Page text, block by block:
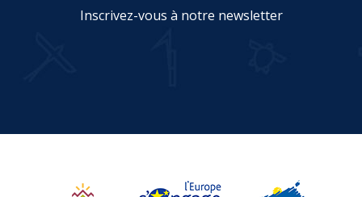
Inscrivez-vous à notre newsletter